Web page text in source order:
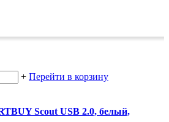
+ Перейти в корзину
Scout USB 2.0, белый,